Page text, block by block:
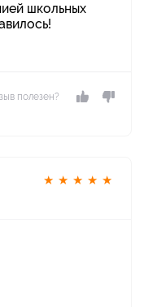
школьных
полезен?
★ ★ ★ ★ ★